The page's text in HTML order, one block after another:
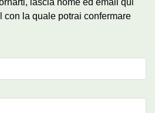
con la quale potrai confermare